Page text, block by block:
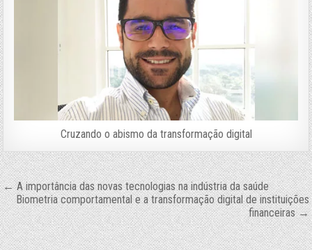
Cruzando o abismo da transformação digital
Navegação
de
Post
← A importância das novas tecnologias na indústria da saúde
Biometria comportamental e a transformação digital de instituições
financeiras →